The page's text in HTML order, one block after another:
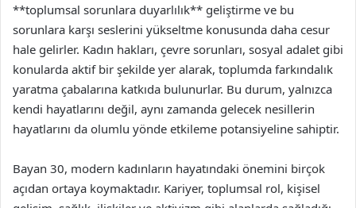
**toplumsal sorunlara duyarlılık** geliştirme ve bu
sorunlara karşı seslerini yükseltme konusunda daha cesur
hale gelirler. Kadın hakları, çevre sorunları, sosyal adalet gibi
konularda aktif bir şekilde yer alarak, toplumda farkındalık
yaratma çabalarına katkıda bulunurlar. Bu durum, yalnızca
kendi hayatlarını değil, aynı zamanda gelecek nesillerin
hayatlarını da olumlu yönde etkileme potansiyeline sahiptir.
Bayan 30, modern kadınların hayatındaki önemini birçok
açıdan ortaya koymaktadır. Kariyer, toplumsal rol, kişisel